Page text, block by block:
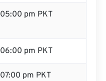
05:00 pm PKT
06:00 pm PKT
07:00 pm PKT